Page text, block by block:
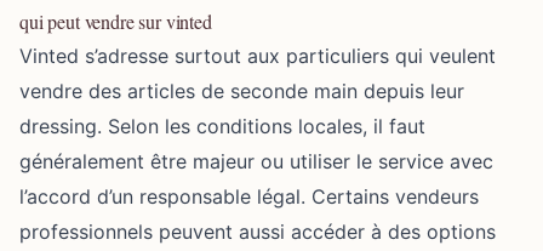
qui peut vendre sur vinted
Vinted s’adresse surtout aux particuliers qui veulent
vendre des articles de seconde main depuis leur
dressing. Selon les conditions locales, il faut
généralement être majeur ou utiliser le service avec
l’accord d’un responsable légal. Certains vendeurs
professionnels peuvent aussi accéder à des options